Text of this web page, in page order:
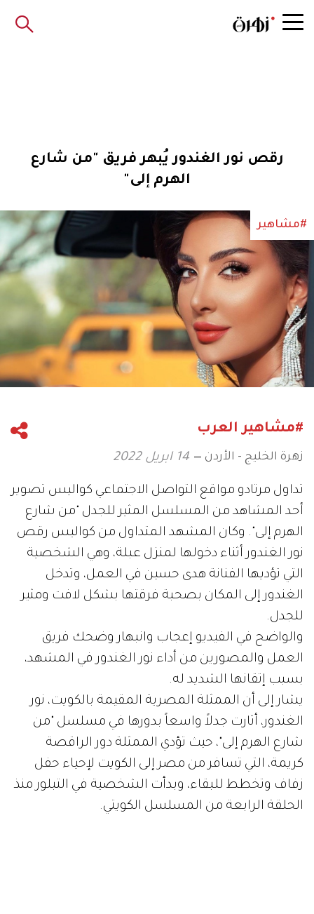
رقص نور الغندور يُبهر فريق "من شارع
الهرم إلى"
#مشاهير
#مشاهير العرب
زهرة الخليج - الأردن 14 ابريل 2022
تداول مرتادو مواقع التواصل الاجتماعي كواليس تصوير
أحد المشاهد من المسلسل المثير للجدل "من شارع
الهرم إلى". وكان المشهد المتداول من كواليس رقص
نور الغندور أثناء دخولها لمنزل عبلة، وهي الشخصية
التي تؤديها الفنانة هدى حسين في العمل، وتدخل
الغندور إلى المكان بصحبة فرقتها بشكل لافت ومثير
للجدل.
والواضح في الفيديو إعجاب وانبهار وضحك فريق
العمل والمصورين من أداء نور الغندور في المشهد،
بسبب إتقانها الشديد له.
يشار إلى أن الممثلة المصرية المقيمة بالكويت، نور
الغندور، أثارت جدلاً واسعاً بدورها في مسلسل "من
شارع الهرم إلى"، حيث تؤدي الممثلة دور الراقصة
كريمة، التي تسافر من مصر إلى الكويت لإحياء حفل
زفاف وتخطط للبقاء، وبدأت الشخصية في التبلور منذ
الحلقة الرابعة من المسلسل الكويتي.